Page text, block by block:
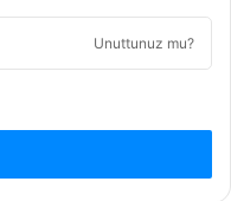
Unuttunuz mu?